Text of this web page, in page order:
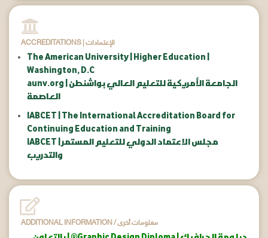
ACCREDITATIONS | الإعتمادات
The American University | Higher Education |
Washington, D.C
aunv.org | الجامعة الأمريكية للتعليم العالي بواشنطن
العاصمة
IABCET | The International Accreditation Board for
Continuing Education and Training
IABCET | مجلس الاعتماد الدولي للتعليم المستمر
والتدريب
ADDITIONAL INFORMATION / معلومات أخرى